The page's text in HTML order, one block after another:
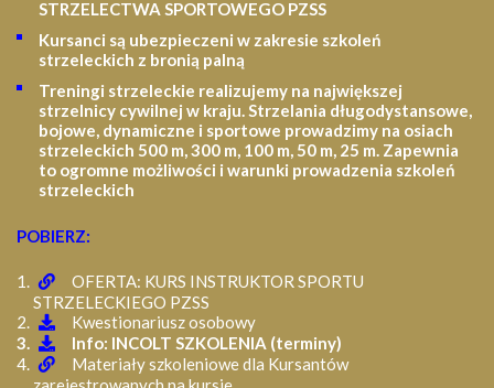
STRZELECTWA SPORTOWEGO PZSS
Kursanci są ubezpieczeni w zakresie szkoleń
strzeleckich z bronią palną
Treningi strzeleckie realizujemy na największej
strzelnicy cywilnej w kraju. Strzelania długodystansowe,
bojowe, dynamiczne i sportowe prowadzimy na osiach
strzeleckich 500 m, 300 m, 100 m, 50 m, 25 m. Zapewnia
to ogromne możliwości i warunki prowadzenia szkoleń
strzeleckich
POBIERZ:
OFERTA: KURS INSTRUKTOR SPORTU
STRZELECKIEGO PZSS
Kwestionariusz osobowy
Info: INCOLT SZKOLENIA (terminy)
Materiały szkoleniowe dla Kursantów